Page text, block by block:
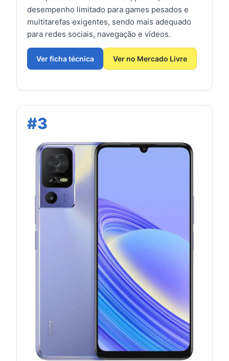
desempenho limitado para games pesados e
multitarefas exigentes, sendo mais adequado
para redes sociais, navegação e vídeos.
Ver ficha técnica Ver no Mercado Livre
#3